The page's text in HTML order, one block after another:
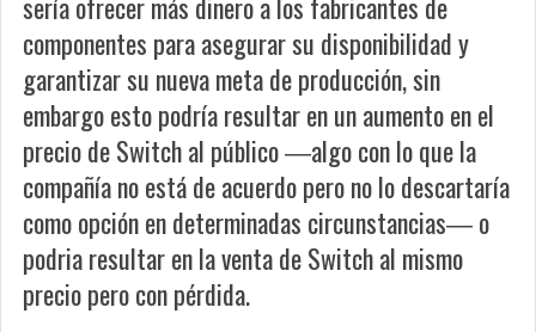
componentes para asegurar su disponibilidad y
garantizar su nueva meta de producción, sin
embargo esto podría resultar en un aumento en el
precio de Switch al público ―algo con lo que la
compañía no está de acuerdo pero no lo descartaría
como opción en determinadas circunstancias― o
podria resultar en la venta de Switch al mismo
precio pero con pérdida.